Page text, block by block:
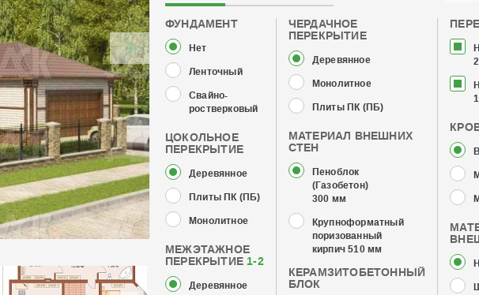
ФУНДАМЕНТ
Нет
Ленточный
Свайно-
ростверковый
ЦОКОЛЬНОЕ
ПЕРЕКРЫТИЕ
Деревянное
Плиты ПК (ПБ)
Монолитное
МЕЖЭТАЖНОЕ
ПЕРЕКРЫТИЕ 1-2
Деревянное
ЧЕРДАЧНОЕ
ПЕРЕКРЫТИЕ
Деревянное
Монолитное
Плиты ПК (ПБ)
МАТЕРИАЛ ВНЕШНИХ
СТЕН
Пеноблок
(Газобетон)
300 мм
Крупноформатный
поризованный
кирпич 510 мм
КЕРАМЗИТОБЕТОННЫЙ
БЛОК